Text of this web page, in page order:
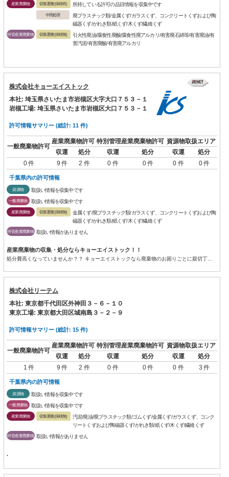
産業廃棄物 収集運搬(保積有) 所持している許可の品目情報を収集中です
中間処理
廃プラスチック類/金属くず/ガラスくず、コンクリートくずおよび陶
磁器くず/がれき類/紙くず/木くず/繊維くず
特管産業廃棄物 収集運搬(保積無)
引火性廃油/腐食性廃酸/腐食性廃アルカリ/有害廃石綿等/有害廃油/有
害汚泥/有害廃酸/有害廃アルカリ
株式会社キョーエイストック
本社: 埼玉県さいたま市岩槻区大字大口７５３－１
岩槻工場: 埼玉県さいたま市岩槻区大口７５３－１
許可情報サマリー (総計: 11 件)
一般廃棄物許可
産業廃棄物許可 特別管理産業廃棄物許可 資源物取扱エリア
収運
処分 収運 処分 収運
処分
0 件
9 件 2 件 0 件 0 件 0 件 0 件
千葉県内の許可情報
資源物 取扱い情報を収集中です
一般廃棄物 取扱い情報を収集中です
産業廃棄物 収集運搬(保積無)
金属くず/廃プラスチック類/ガラスくず、コンクリートくずおよび陶
磁器くず/がれき類/紙くず/木くず/繊維くず
特管産業廃棄物 取扱い情報がありません
産業廃棄物の収集・処分ならキョーエイストック！！
処分費高くなっていませんか？？ キョーエイストックなら廃棄物のお困りごとに親切丁寧をもっとーに対応いたします...
株式会社リーテム
本社: 東京都千代田区外神田３－６－１０
東京工場: 東京都大田区城南島３－２－９
許可情報サマリー (総計: 15 件)
一般廃棄物許可
産業廃棄物許可 特別管理産業廃棄物許可 資源物取扱エリア
収運
処分 収運 処分 収運
処分
1 件
9 件 2 件 0 件 0 件 0 件 3 件
千葉県内の許可情報
資源物 取扱い情報を収集中です
一般廃棄物 取扱い情報を収集中です
産業廃棄物 収集運搬(保積無)
汚泥/廃油/廃プラスチック類/ゴムくず/金属くず/ガラスくず、コンク
リートくずおよび陶磁器くず/がれき類/紙くず/木くず/繊維くず
特管産業廃棄物 取扱い情報がありません
.